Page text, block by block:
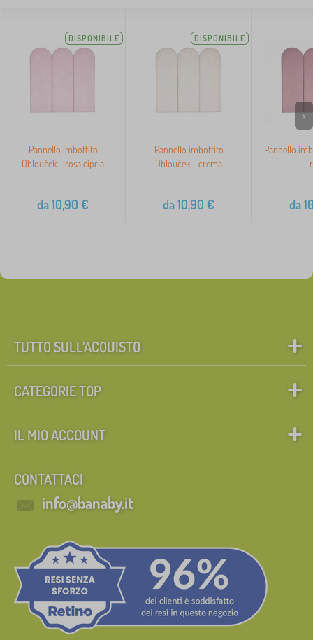
DISPONIBILE
Pannello imbottito
Oblouček - rosa cipria
da10,90 €
DISPONIBILE
Pannello imbottito
Oblouček - crema
da10,90 €
Pannello
-
da
>
TUTTO SULL’ACQUISTO
CATEGORIE TOP
IL MIO ACCOUNT
CONTATTACI
info@banaby.it